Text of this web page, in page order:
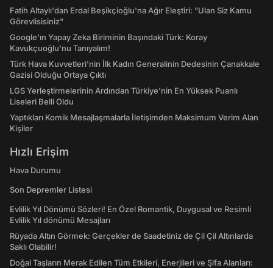
Fatih Altaylı'dan Erdal Beşikçioğlu'na Ağır Eleştiri: "Ulan Siz Kamu
Görevlisisiniz"
Google'ın Yapay Zeka Biriminin Başındaki Türk: Koray
Kavukçuoğlu'nu Tanıyalım!
Türk Hava Kuvvetleri'nin İlk Kadın Generalinin Dedesinin Çanakkale
Gazisi Olduğu Ortaya Çıktı
LGS Yerleştirmelerinin Ardından Türkiye'nin En Yüksek Puanlı
Liseleri Belli Oldu
Yaptıkları Komik Mesajlaşmalarla İletişimden Maksimum Verim Alan
Kişiler
Hızlı Erişim
Hava Durumu
Son Depremler Listesi
Evlilik Yıl Dönümü Sözleri! En Özel Romantik, Duygusal ve Resimli
Evlilik Yıl dönümü Mesajları
Rüyada Altın Görmek: Gerçekler de Saadetiniz de Çil Çil Altınlarda
Saklı Olabilir!
Doğal Taşların Merak Edilen Tüm Etkileri, Enerjileri ve Şifa Alanları: